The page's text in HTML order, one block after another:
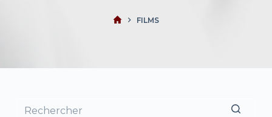
FILMS